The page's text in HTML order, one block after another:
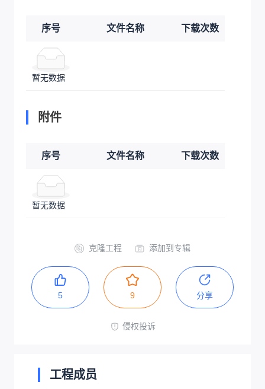
序号 文件名称 下载次数
暂无数据
附件
序号 文件名称 下载次数
暂无数据
克隆工程 添加到专辑
5 9 分享
侵权投诉
工程成员